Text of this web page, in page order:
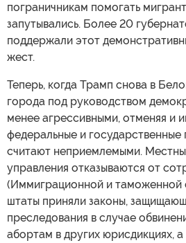
пограничникам помогать
запутывались. Более 20
поддержали этот
жест.
Теперь, когда Трамп снова в
города под руководством
менее агрессивными, отменяя и
федеральные и государственные
считают неприемлемыми.
управления отказываются от
(Иммиграционной и таможенной
штаты приняли законы,
преследования в случае
абортам в других юрисдикциях,